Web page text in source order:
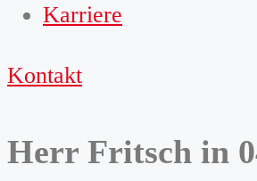
Karriere
Kontakt
Herr Fritsch in